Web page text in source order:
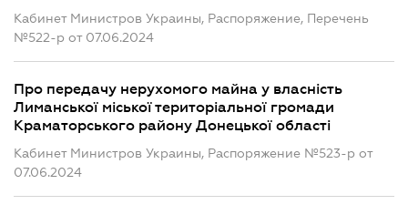
Кабинет Министров Украины, Распоряжение, Перечень
№522-р от 07.06.2024
Про передачу нерухомого майна у власність
Лиманської міської територіальної громади
Краматорського району Донецької області
Кабинет Министров Украины, Распоряжение №523-р от
07.06.2024